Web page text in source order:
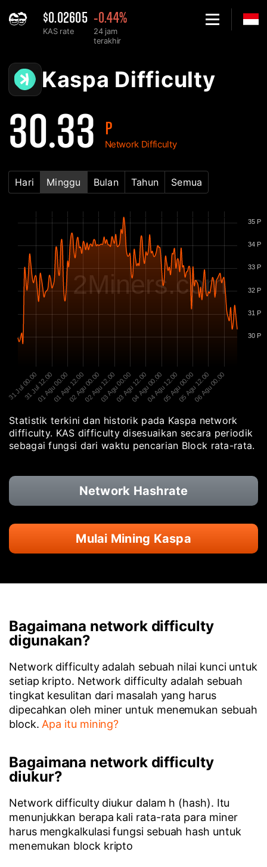
$0.02605
KAS rate
-0.44%
24 jam
terakhir
Kaspa KAS Grafik Network Difficulty - 2Miners
Kaspa Difficulty
30.33 P
Network Difficulty
Hari Minggu Bulan Tahun Semua
2Miners.com
31 Jul 00.00
31 Jul 12.00
01 Agu 00.0001 Agu 12.0002 Agu 00.0002 Agu 12.0003 Agu 00.0003 Agu 12.0004 Agu 00.0004 Agu 12.0005 Agu 00.0005 Agu 12.00
06 Agu 00.00
30 P
31 P
32 P
33 P
34 P
35 P
Statistik terkini dan historik pada Kaspa network
difficulty. KAS difficulty disesuaikan secara periodik
sebagai fungsi dari waktu pencarian Block rata-rata.
Network Hashrate
Mulai Mining Kaspa
Bagaimana network difficulty
digunakan?
Network difficulty adalah sebuah nilai kunci untuk
setiap kripto. Network difficulty adalah sebuah
tingkat kesulitan dari masalah yang harus
dipecahkan oleh miner untuk menemukan sebuah
block. Apa itu mining?
Bagaimana network difficulty
diukur?
Network difficulty diukur dalam h (hash). Itu
menunjukkan berapa kali rata-rata para miner
harus mengkalkulasi fungsi sebuah hash untuk
menemukan block kripto